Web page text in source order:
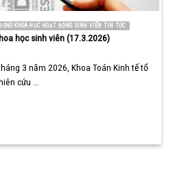
KHOA HỌC HOẠT ĐỘNG SINH VIÊN TIN TỨC
học sinh viên (17.3.2026)
3 năm 2026, Khoa Toán Kinh tế tổ
cứu …